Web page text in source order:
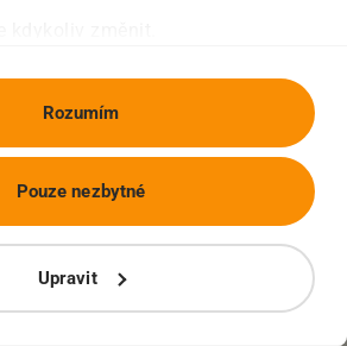
Rozumím
Upravit
Pouze nezbytné